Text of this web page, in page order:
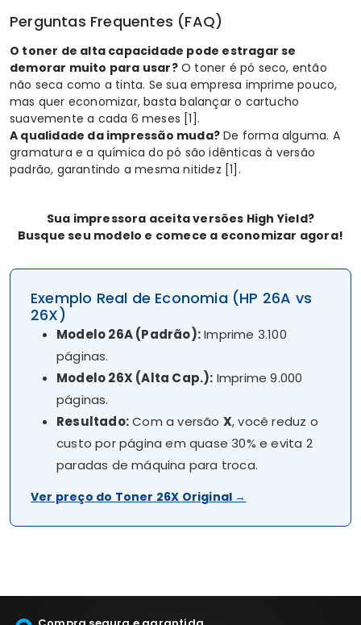
Perguntas Frequentes (FAQ)
O toner de alta capacidade pode estragar se
demorar muito para usar?O toner é pó seco, então
não seca como a tinta. Se sua empresa imprime pouco,
mas quer economizar, basta balançar o cartucho
suavemente a cada 6 meses [1].
A qualidade da impressão muda? De forma alguma. A
gramatura e a química do pó são idênticas à versão
padrão, garantindo a mesma nitidez [1] .
Sua impressora aceita versões High Yield?
Busque seu modelo e comece a economizar agora!
Exemplo Real de Economia (HP 26A vs
26X)
Modelo 26A (Padrão):Imprime 3.100
páginas.
Modelo 26X (Alta Cap.): Imprime 9.000
páginas.
Resultado:Com a versão X, você reduz o
custo por página em quase 30% e evita 2
paradas de máquina para troca.
Ver preço do Toner 26X Original →